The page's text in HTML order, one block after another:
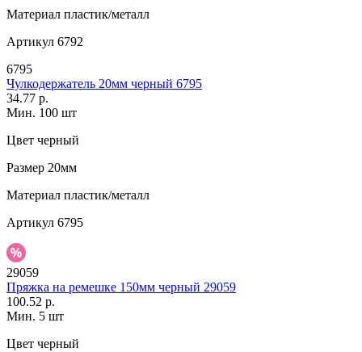
Материал пластик/металл
Артикул 6792
6795
Чулкодержатель 20мм черный 6795
34.77 р.
Мин. 100 шт
Цвет черный
Размер 20мм
Материал пластик/металл
Артикул 6795
29059
Пряжка на ремешке 150мм черный 29059
100.52 р.
Мин. 5 шт
Цвет черный